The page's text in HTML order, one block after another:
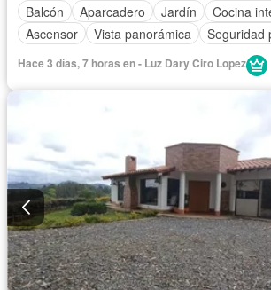
Balcón
Aparcadero Jardín Cocina
Ascensor
Vista panorámica Seguridad
Hace 3 días, 7 horas en - Luz Dary Ciro Lopez